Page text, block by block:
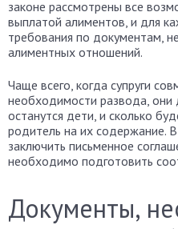
законе рассмотрены все
выплатой алиментов, и для
требования по документам,
алиментных отношений.
Чаще всего, когда супруги
необходимости развода, они
останутся дети, и сколько
родитель на их содержание.
заключить письменное
необходимо подготовить
Документы,